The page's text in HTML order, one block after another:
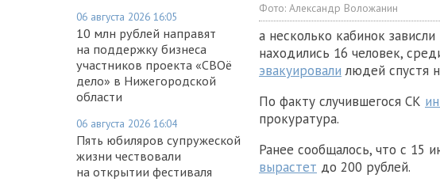
06 августа 2026 16:05
10 млн рублей направят
на поддержку бизнеса
участников проекта «СВОё
дело» в Нижегородской
области
06 августа 2026 16:04
Пять юбиляров супружеской
жизни чествовали
на открытии фестиваля
Фото: Александр Воложанин
а несколько кабинок
находились 16 человек,
эвакуировали людей спустя
По факту случившегося СК
прокуратура.
Ранее сообщалось, что с 15
вырастет до 200 рублей.